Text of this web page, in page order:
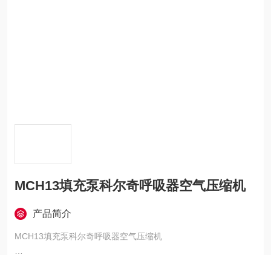
MCH13填充泵科尔奇呼吸器空气压缩机
产品简介
MCH13填充泵科尔奇呼吸器空气压缩机